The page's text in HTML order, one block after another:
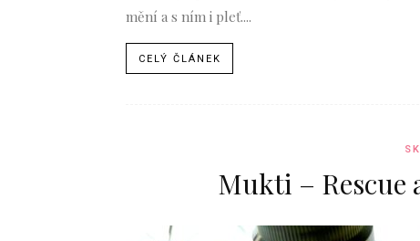
mění a s ním i pleť....
CELÝ ČLÁNEK
Mukti – Rescue